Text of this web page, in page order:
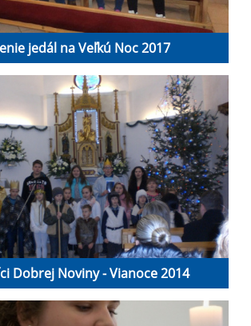
jedál na Veľkú Noc 2017
Dobrej Noviny - Vianoce 2014